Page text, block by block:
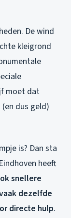
De wind
kleigrond
moet dat
dus geld)
is? Dan sta
heeft
snellere
dezelfde
directe hulp.